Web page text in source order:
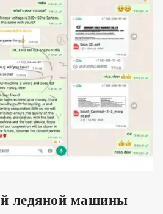
ледяной машины